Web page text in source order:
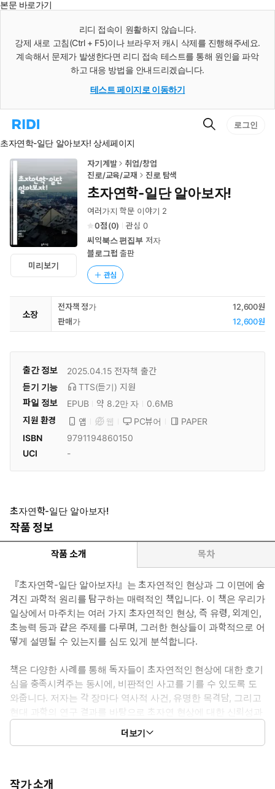
본문 바로가기
리디 접속이 원활하지 않습니다.
강제 새로 고침(Ctrl + F5)이나 브라우저 캐시 삭제를 진행해주세요.
계속해서 문제가 발생한다면 리디 접속 테스트를 통해 원인을 파악
하고 대응 방법을 안내드리겠습니다.
테스트 페이지로 이동하기
리
홈
로
이
동
검
로그인
초자연학-일단 알아보자! 상세페이지
미리보기
자기계발
취업/창업
진로/교육/교재
진로 탐색
초자연학-일단 알아보자!
여러가지 학문 이야기 2
0
(0) 관심 0
씨익북스 편집부저자
블로그펍 출판
관심
소장
전자책 정가
12,600원
판매가
12,600원
출간 정보 2025.04.15 전자책 출간
듣기 기능
TTS(듣기) 지원
파일 정보
EPUB 약 8.2만 자
0.6MB
지원 환경
앱 웹 PC뷰어
PAPER
ISBN
9791194860150
UCI
-
초자연학-일단 알아보자!
작품 정보
작품 소개 목차
『초자연학-일단 알아보자!』는 초자연적인 현상과 그 이면에 숨
겨진 과학적 원리를 탐구하는 매력적인 책입니다. 이 책은 우리가
일상에서 마주치는 여러 가지 초자연적인 현상, 즉 유령, 외계인,
초능력 등과 같은 주제를 다루며, 그러한 현상들이 과학적으로 어
떻게 설명될 수 있는지를 심도 있게 분석합니다.
책은 다양한 사례를 통해 독자들이 초자연적인 현상에 대한 호기
심을 충족시켜주는 동시에, 비판적인 사고를 기를 수 있도록 도
와줍니다. 저자는 각 장마다 역사적 사건, 유명한 목격담, 그리고
현대 과학의 연구 결과를 바탕으로 초자연 현상에 대한 신뢰성과
그에 대한 반론을 제시합니다. 이를 통해 독자들은 단순한 호기
심을 넘어서, 보다 깊이 있는 이해와 통찰을 얻게 됩니다.
다양한 이론과 해석을 소개하며, 과학과 신비주의의 경계가 어떻
더보기
작가 소개